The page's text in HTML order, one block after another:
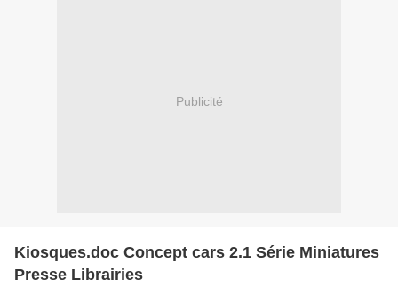
Publicité
Kiosques.doc Concept cars 2.1 Série Miniatures
Presse Librairies